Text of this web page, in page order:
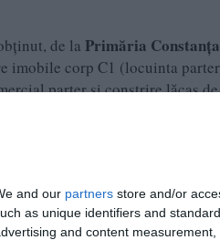
and our partners store and/or
as unique identifiers and
and content
de la Primăria
imobile corp C1 (locuinta
parter și constrire lăcaș